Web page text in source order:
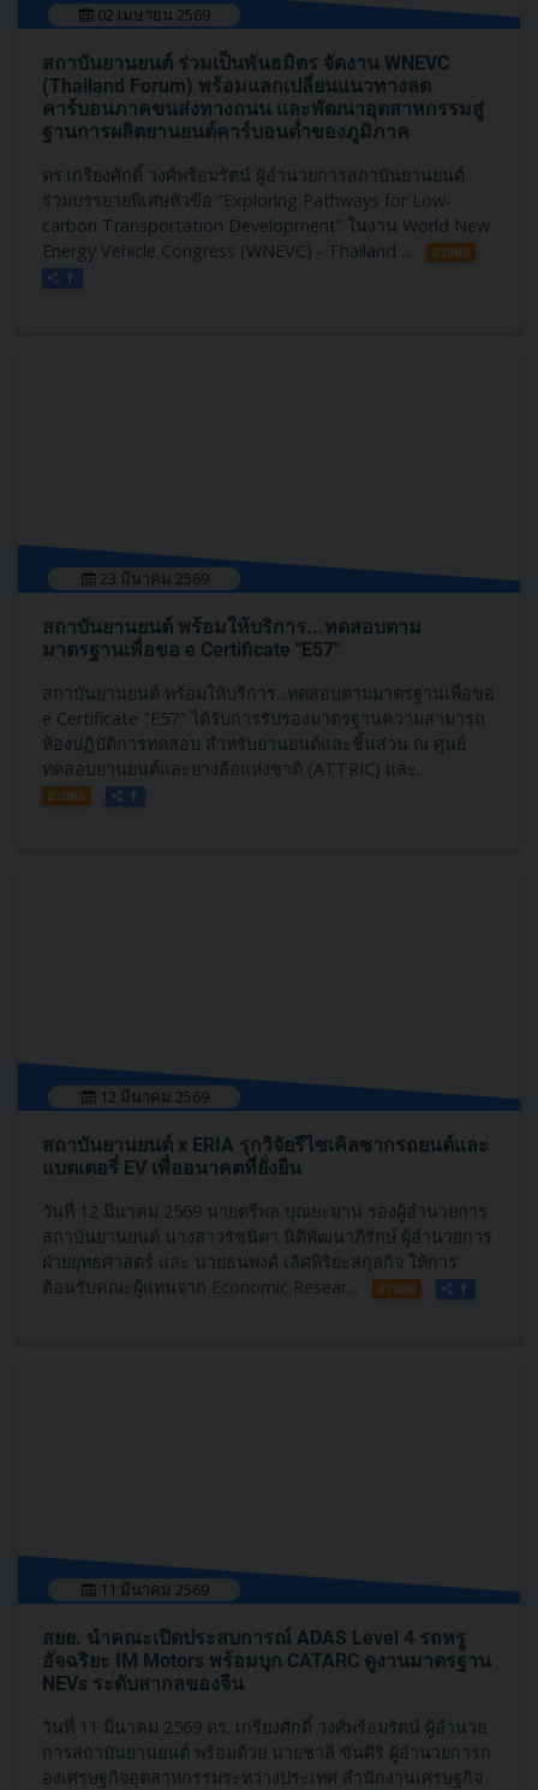
02 เมษายน 2569
สถาบันยานยนต์ ร่วมเป็นพันธมิตร จัดงาน WNEVC
(Thailand Forum) พร้อมแลกเปลี่ยนแนวทางลด
คาร์บอนภาคขนส่งทางถนน และพัฒนาอุตสาหกรรมสู่
ฐานการผลิตยานยนต์คาร์บอนต่ำของภูมิภาค
ดร.เกรียงศักดิ์ วงศ์พร้อมรัตน์ ผู้อำนวยการสถาบันยานยนต์
ร่วมบรรยายพิเศษหัวข้อ “Exploring Pathways for Low-
carbon Transportation Development” ในงาน World New
Energy Vehicle Congress (WNEVC) - Thailand ...
อ่านต่อ
23 มีนาคม 2569
สถาบันยานยนต์ พร้อมให้บริการ...ทดสอบตาม
มาตรฐานเพื่อขอ e Certificate "E57"
สถาบันยานยนต์ พร้อมให้บริการ...ทดสอบตามมาตรฐานเพื่อขอ
e Certificate "E57" ได้รับการรับรองมาตรฐานความสามารถ
ห้องปฏิบัติการทดสอบ สำหรับยานยนต์และชิ้นส่วน ณ ศูนย์
ทดสอบยานยนต์และยางล้อแห่งชาติ (ATTRIC) และ...
อ่านต่อ
12 มีนาคม 2569
สถาบันยานยนต์ x ERIA รุกวิจัยรีไซเคิลซากรถยนต์และ
แบตเตอรี่ EV เพื่ออนาคตที่ยั่งยืน
วันที่ 12 มีนาคม 2569 นายตรีพล บุณยะมาน รองผู้อำนวยการ
สถาบันยานยนต์ นางสาวรัชนิดา นิติพัฒนาภิรักษ์ ผู้อำนวยการ
ฝ่ายยุทธศาสตร์ และ นายธนพงศ์ เลิศพิริยะสกุลกิจ ให้การ
ต้อนรับคณะผู้แทนจาก Economic Resear...
อ่านต่อ
11 มีนาคม 2569
สยย. นำคณะเปิดประสบการณ์ ADAS Level 4 รถหรู
อัจฉริยะ IM Motors พร้อมบุก CATARC ดูงานมาตรฐาน
NEVs ระดับสากลของจีน
วันที่ 11 มีนาคม 2569 ดร. เกรียงศักดิ์ วงศ์พร้อมรัตน์ ผู้อำนวย
การสถาบันยานยนต์ พร้อมด้วย นายชาลี ขันศิริ ผู้อำนวยการก
องเศรษฐกิจอุตสาหกรรมระหว่างประเทศ สำนักงานเศรษฐกิจ